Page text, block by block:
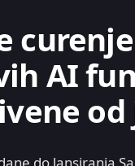
AI
do lansiranja